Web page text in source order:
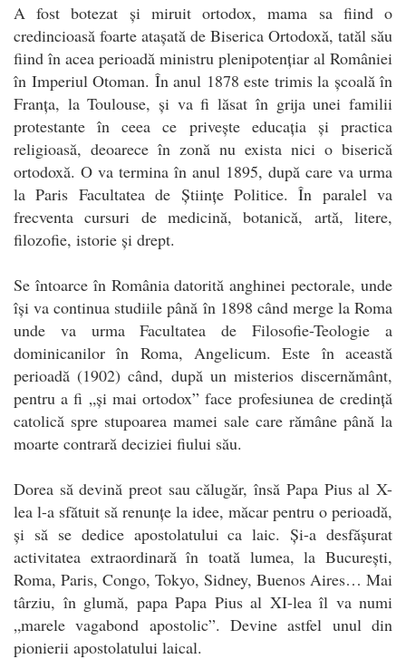
A fost botezat și miruit ortodox, mama sa fiind o
credincioasă foarte atașată de Biserica Ortodoxă, tatăl său
fiind în acea perioadă ministru plenipotențiar al României
în Imperiul Otoman. În anul 1878 este trimis la școală în
Franța, la Toulouse, și va fi lăsat în grija unei familii
protestante în ceea ce privește educația și practica
religioasă, deoarece în zonă nu exista nici o biserică
ortodoxă. O va termina în anul 1895, după care va urma
la Paris Facultatea de Științe Politice. În paralel va
frecventa cursuri de medicină, botanică, artă, litere,
filozofie, istorie și drept.
Se întoarce în România datorită anghinei pectorale, unde
își va continua studiile până în 1898 când merge la Roma
unde va urma Facultatea de Filosofie-Teologie a
dominicanilor în Roma, Angelicum. Este în această
perioadă (1902) când, după un misterios discernământ,
pentru a fi „și mai ortodox” face profesiunea de credință
catolică spre stupoarea mamei sale care rămâne până la
moarte contrară deciziei fiului său.
Dorea să devină preot sau călugăr, însă Papa Pius al X-
lea l-a sfătuit să renunțe la idee, măcar pentru o perioadă,
și să se dedice apostolatului ca laic. Și-a desfășurat
activitatea extraordinară în toată lumea, la București,
Roma, Paris, Congo, Tokyo, Sidney, Buenos Aires… Mai
târziu, în glumă, papa Papa Pius al XI-lea îl va numi
„marele vagabond apostolic”. Devine astfel unul din
pionierii apostolatului laical.